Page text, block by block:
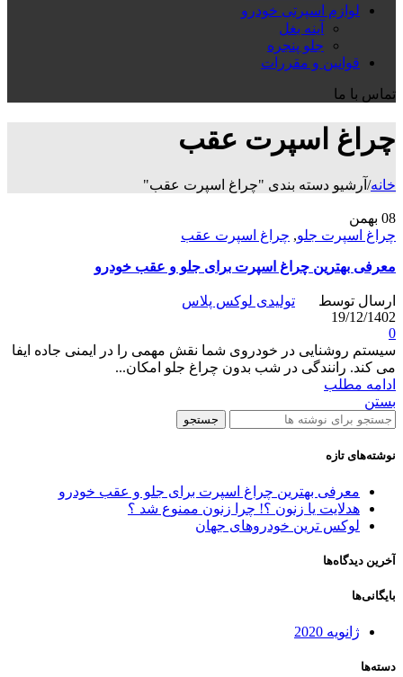
لوازم اسپرتی خودرو
آینه بغل
جلو پنجره
قوانین و مقررات
تماس با ما
چراغ اسپرت عقب
خانه/ آرشیو دسته بندی "چراغ اسپرت عقب"
08 بهمن
چراغ اسپرت جلو, چراغ اسپرت عقب
معرفی بهترین چراغ اسپرت برای جلو و عقب خودرو
ارسال توسط
تولیدی لوکس پلاس
19/12/1402
0
سیستم روشنایی در خودروی شما نقش مهمی را در ایمنی جاده ایفا
می کند. رانندگی در شب بدون چراغ جلو امکان...
ادامه مطلب
بستن
جستجو
نوشته‌های تازه
معرفی بهترین چراغ اسپرت برای جلو و عقب خودرو
هدلایت یا زنون ؟! چرا زنون ممنوع شد ؟
لوکس ترین خودروهای جهان
آخرین دیدگاه‌ها
بایگانی‌ها
ژانویه 2020
دسته‌ها